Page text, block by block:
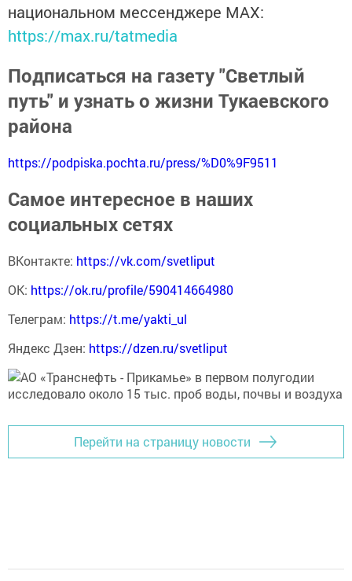
национальном мессенджере MАХ:
https://max.ru/tatmedia
Подписаться на газету "Светлый
путь" и узнать о жизни Тукаевского
района
https://podpiska.pochta.ru/press/%D0%9F9511
Самое интересное в наших
социальных сетях
ВКонтакте: https://vk.com/svetliput
ОК: https://ok.ru/profile/590414664980
Телеграм: https://t.me/yakti_ul
Яндекс Дзен: https://dzen.ru/svetliput
Перейти на страницу новости